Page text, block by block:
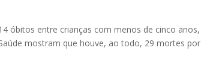
óbitos entre crianças com menos de cinco anos,
mostram que houve, ao todo, 29 mortes por